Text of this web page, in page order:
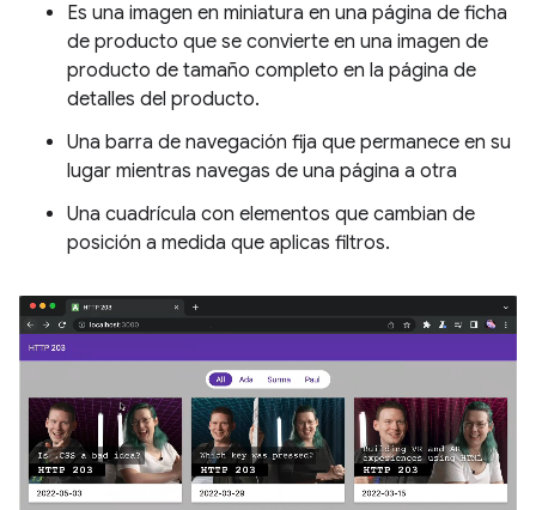
Es una imagen en miniatura en una página de ficha
de producto que se convierte en una imagen de
producto de tamaño completo en la página de
detalles del producto.
Una barra de navegación fija que permanece en su
lugar mientras navegas de una página a otra
Una cuadrícula con elementos que cambian de
posición a medida que aplicas filtros.